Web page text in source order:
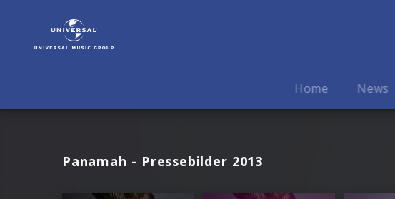
Home News
Panamah - Pressebilder 2013